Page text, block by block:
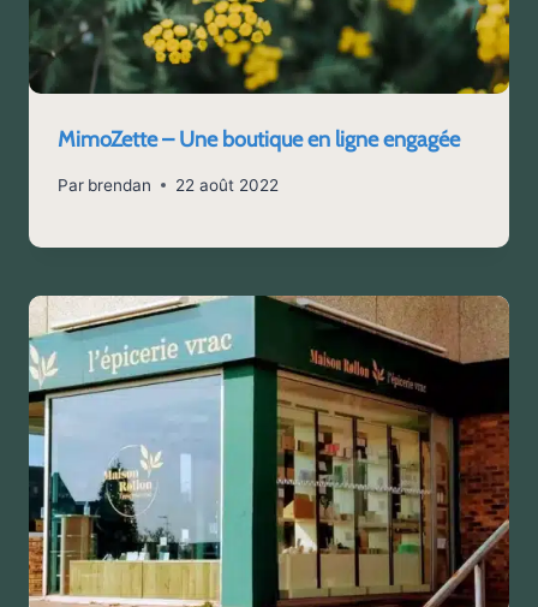
MimoZette – Une boutique en ligne engagée
Par brendan 22 août 2022